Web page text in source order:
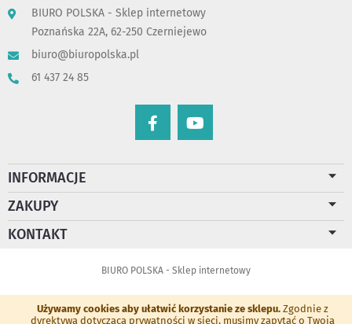
Używamy cookies aby ułatwić korzystanie ze sklepu. Zgodnie z
dyrektywą dotyczącą prywatności w sieci, musimy zapytać o Twoją
BIURO POLSKA - Sklep internetowy
Poznańska 22A, 62-250 Czerniejewo
biuro@biuropolska.pl
61 437 24 85
INFORMACJE
ZAKUPY
KONTAKT
BIURO POLSKA - Sklep internetowy